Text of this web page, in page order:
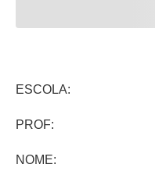
PROF:
NOME: